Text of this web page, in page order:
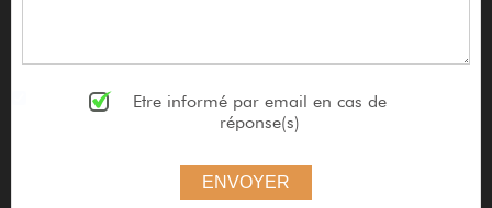
Etre informé par email en cas de
réponse(s)
ENVOYER